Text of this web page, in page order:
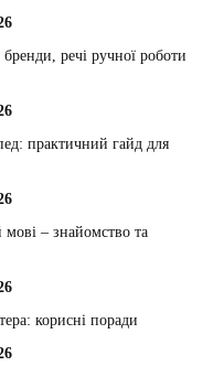
речі ручної роботи
практичний гайд для
мові – знайомство та
корисні поради